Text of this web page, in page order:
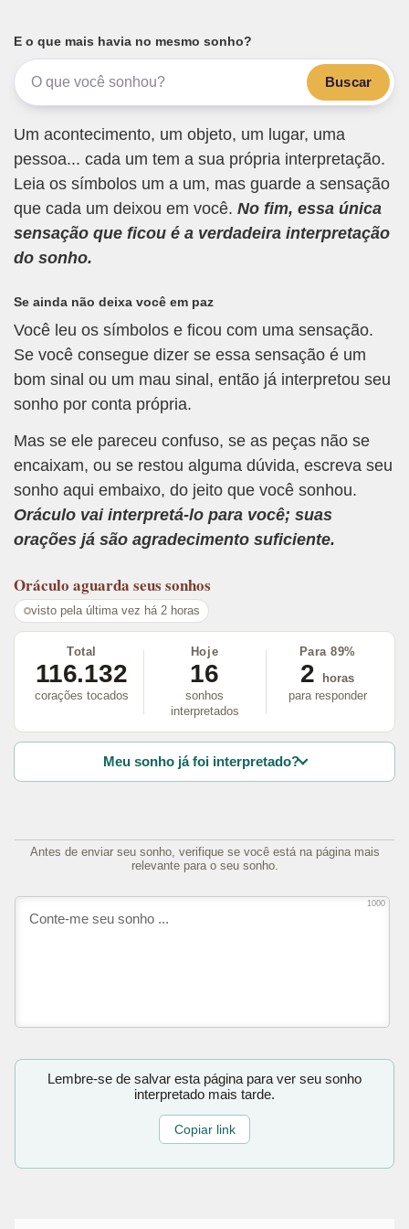
E o que mais havia no mesmo sonho?
Buscar
Um acontecimento, um objeto, um lugar, uma
pessoa... cada um tem a sua própria interpretação.
Leia os símbolos um a um, mas guarde a sensação
que cada um deixou em você. No fim, essa única
sensação que ficou é a verdadeira interpretação
do sonho.
Se ainda não deixa você em paz
Você leu os símbolos e ficou com uma sensação.
Se você consegue dizer se essa sensação é um
bom sinal ou um mau sinal, então já interpretou seu
sonho por conta própria.
Mas se ele pareceu confuso, se as peças não se
encaixam, ou se restou alguma dúvida, escreva seu
sonho aqui embaixo, do jeito que você sonhou.
Oráculo vai interpretá-lo para você; suas
orações já são agradecimento suficiente.
Oráculo aguarda seus sonhos
visto pela última vez há 2 horas
Total
116.132
corações tocados
Hoje
16
sonhos
interpretados
Para 89%
2
horas
para responder
Meu sonho já foi interpretado?
Antes de enviar seu sonho, verifique se você está na página mais
relevante para o seu sonho.
1000
Lembre-se de salvar esta página para ver seu sonho
interpretado mais tarde.
Copiar link